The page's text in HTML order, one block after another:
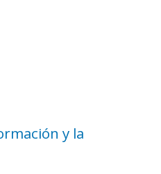
y la